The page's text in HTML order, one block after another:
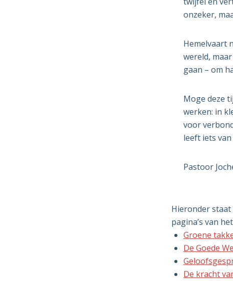
onzeker,
Hemelvaart
wereld,
gaan – om
Moge deze
werken: in
voor
leeft iets van
Pastoor
Hieronder
pagina’s van
Groene
De Goede
De kracht